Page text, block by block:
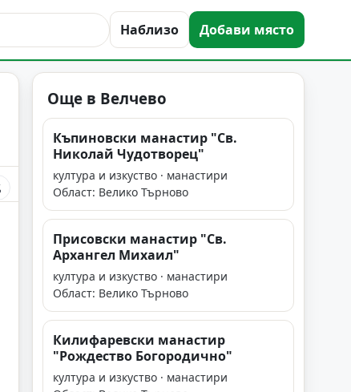
Наблизо Добави място
Още в Велчево
Къпиновски манастир "Св.
Николай Чудотворец"
култура и изкуство · манастири
Област: Велико Търново
Присовски манастир "Св.
Архангел Михаил"
култура и изкуство · манастири
Област: Велико Търново
Килифаревски манастир
"Рождество Богородично"
култура и изкуство · манастири